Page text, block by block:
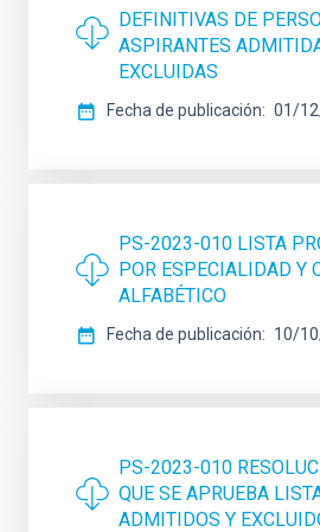
DEFINITIVAS DE
ASPIRANTES
EXCLUIDAS
Fecha de publicación 01/
PS-2023-010 LISTA
POR ESPECIALIDAD Y
ALFABÉTICO
Fecha de publicación 10/
PS-2023-010
QUE SE APRUEBA
ADMITIDOS Y